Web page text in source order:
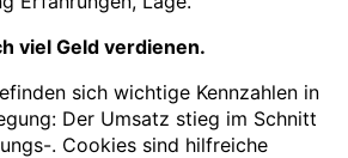
viel Geld verdienen.
sich wichtige Kennzahlen in
Der Umsatz stieg im Schnitt
. Cookies sind hilfreiche